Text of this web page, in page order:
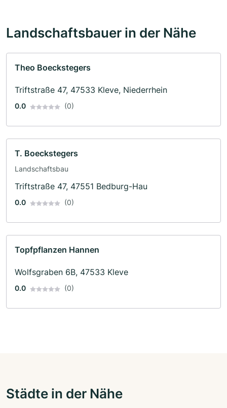
Landschaftsbauer in der Nähe
Theo Boeckstegers
Triftstraße 47, 47533 Kleve, Niederrhein
0.0 (0)
T. Boeckstegers
Landschaftsbau
Triftstraße 47, 47551 Bedburg-Hau
0.0 (0)
Topfpflanzen Hannen
Wolfsgraben 6B, 47533 Kleve
0.0 (0)
Städte in der Nähe